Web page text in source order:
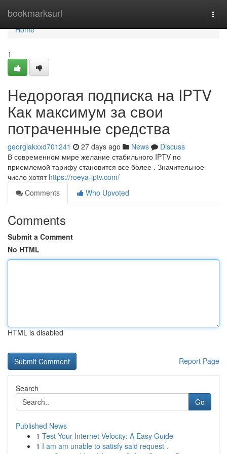
bookmarksurl
Home
Home
1
Недорогая подписка на IPTV
Как максимум за свои
потраченные средства
georgiakxxd701241 27 days ago News
Discuss
В современном мире желание стабильного IPTV по
приемлемой тарифу становится все более . Значительное
число хотят https://roeya-iptv.com/
Comments
Who Upvoted
Comments
Submit a Comment
No HTML
HTML is disabled
Report Page
Search
Go
Published News
1 Test Your Internet Velocity: A Easy Guide
1 I am am unable to satisfy said request .